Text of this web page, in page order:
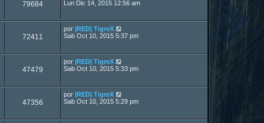
79684
Lun Dic 14, 2015 12:56 am
72411
por
|RED| TigreX
Sab Oct 10, 2015 5:37 pm
47479
por
|RED| TigreX
Sab Oct 10, 2015 5:33 pm
47356
por
|RED| TigreX
Sab Oct 10, 2015 5:29 pm